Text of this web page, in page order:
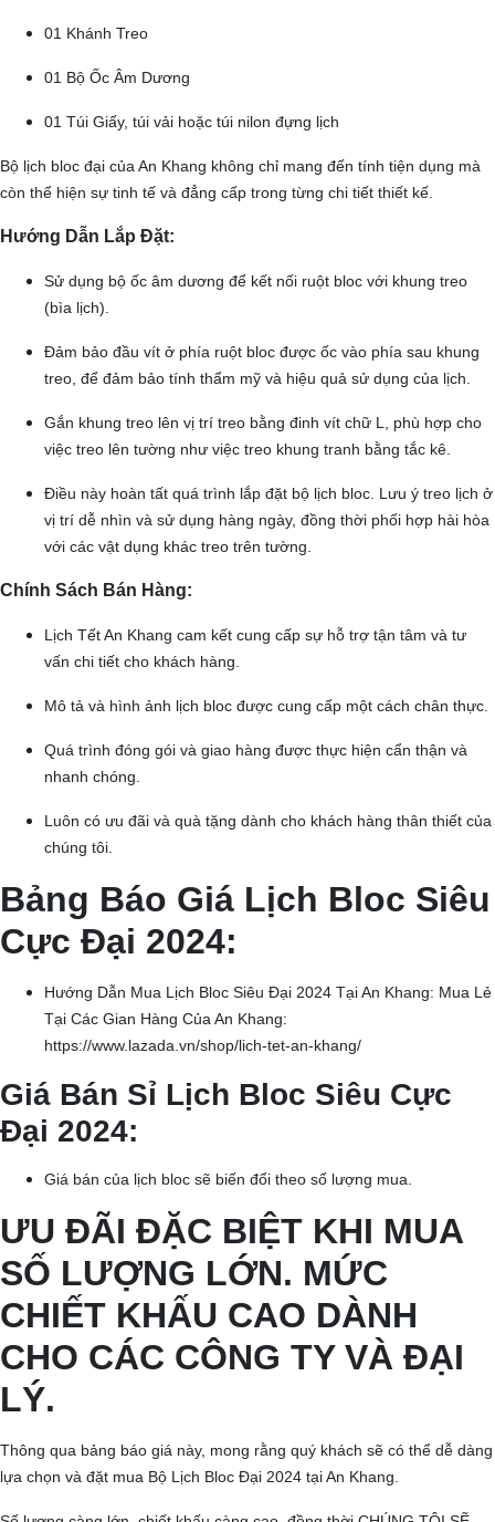
01 Khánh Treo
01 Bộ Ốc Âm Dương
01 Túi Giấy, túi vải hoặc túi nilon đựng lịch
Bộ lịch bloc đại của An Khang không chỉ mang đến tính tiện dụng mà
còn thể hiện sự tinh tế và đẳng cấp trong từng chi tiết thiết kế.
Hướng Dẫn Lắp Đặt:
Sử dụng bộ ốc âm dương để kết nối ruột bloc với khung treo
(bìa lịch).
Đảm bảo đầu vít ở phía ruột bloc được ốc vào phía sau khung
treo, để đảm bảo tính thẩm mỹ và hiệu quả sử dụng của lịch.
Gắn khung treo lên vị trí treo bằng đinh vít chữ L, phù hợp cho
việc treo lên tường như việc treo khung tranh bằng tắc kê.
Điều này hoàn tất quá trình lắp đặt bộ lịch bloc. Lưu ý treo lịch ở
vị trí dễ nhìn và sử dụng hàng ngày, đồng thời phối hợp hài hòa
với các vật dụng khác treo trên tường.
Chính Sách Bán Hàng:
Lịch Tết An Khang cam kết cung cấp sự hỗ trợ tận tâm và tư
vấn chi tiết cho khách hàng.
Mô tả và hình ảnh lịch bloc được cung cấp một cách chân thực.
Quá trình đóng gói và giao hàng được thực hiện cẩn thận và
nhanh chóng.
Luôn có ưu đãi và quà tặng dành cho khách hàng thân thiết của
chúng tôi.​
Bảng Báo Giá Lịch Bloc Siêu
Cực Đại 2024:
Hướng Dẫn Mua Lịch Bloc Siêu Đại 2024 Tại An Khang: Mua Lẻ
Tại Các Gian Hàng Của An Khang:
https://www.lazada.vn/shop/lich-tet-an-khang/
Giá Bán Sỉ Lịch Bloc Siêu Cực
Đại 2024:
Giá bán của lịch bloc sẽ biến đổi theo số lượng mua.
ƯU ĐÃI ĐẶC BIỆT KHI MUA
SỐ LƯỢNG LỚN. MỨC
CHIẾT KHẤU CAO DÀNH
CHO CÁC CÔNG TY VÀ ĐẠI
LÝ.
Thông qua bảng báo giá này, mong rằng quý khách sẽ có thể dễ dàng
lựa chọn và đặt mua Bộ Lịch Bloc Đại 2024 tại An Khang.